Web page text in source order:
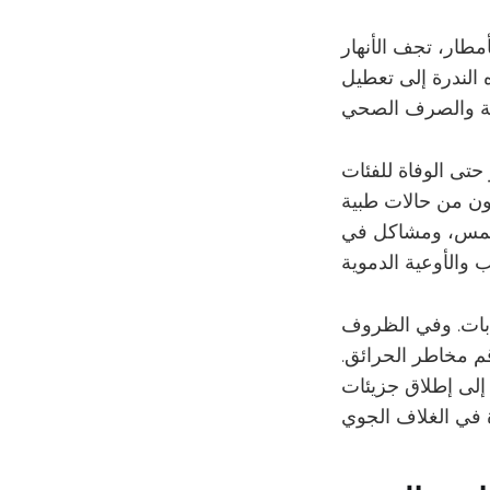
تجف الأنهار
الندرة إلى تعطيل
الوفاة للفئات
من حالات طبية
ومشاكل في
وفي الظروف
مخاطر الحرائق.
إلى إطلاق جزيئات